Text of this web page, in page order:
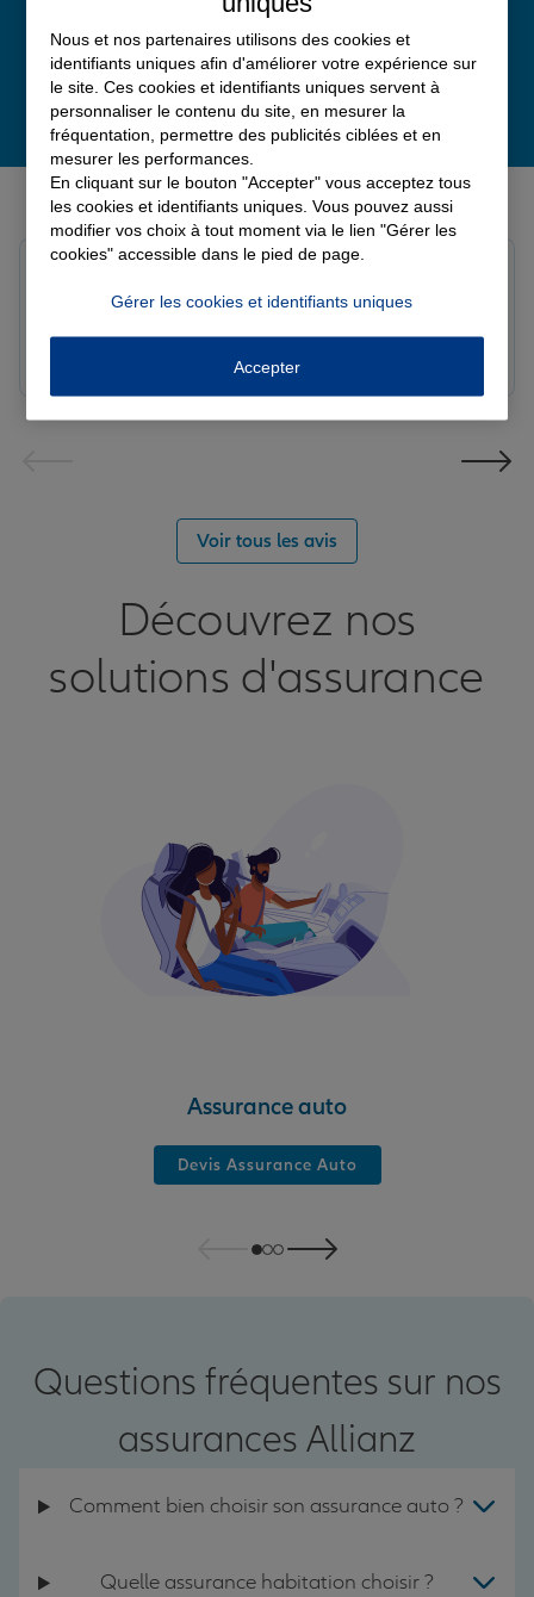
Derniers avis de nos agences Allianz
Le 07/08/2026 - Agence NANTERRE
Merci à Madi pour son écoute et ces conseils précieux.
Réactif et efficace le service impeccable
Voir tous les avis
Découvrez nos
solutions d'assurance
Assurance auto
Devis Assurance Auto
Questions fréquentes sur nos
assurances Allianz
Comment bien choisir son assurance auto ?
Quelle assurance habitation choisir ?
Nous et nos partenaires utilisons des cookies et
identifiants uniques afin d'améliorer votre expérience sur
le site. Ces cookies et identifiants uniques servent à
personnaliser le contenu du site, en mesurer la
fréquentation, permettre des publicités ciblées et en
mesurer les performances.
En cliquant sur le bouton "Accepter" vous acceptez tous
les cookies et identifiants uniques. Vous pouvez aussi
modifier vos choix à tout moment via le lien "Gérer les
cookies" accessible dans le pied de page.
Gérer les cookies et identifiants uniques
Accepter